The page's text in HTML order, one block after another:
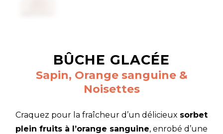
BÛCHE GLACÉE
Sapin, Orange sanguine &
Noisettes
Craquez pour la fraîcheur d’un délicieux sorbet
plein fruits à l’orange sanguine, enrobé d’une